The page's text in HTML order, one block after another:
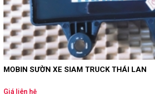
MOBIN SƯỜN XE SIAM TRUCK THÁI LAN
Giá liên hệ